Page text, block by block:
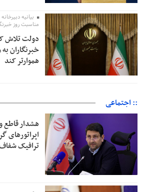
بیانیه
مناسبت روز
دولت تلاش
خبرنگاران
هموارتر کند
:: اجتماعی
هشدار قاطع
ترافیک